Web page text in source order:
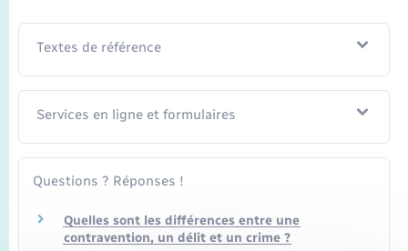
Textes de référence
Services en ligne et formulaires
Questions ? Réponses !
Quelles sont les différences entre une
contravention, un délit et un crime ?